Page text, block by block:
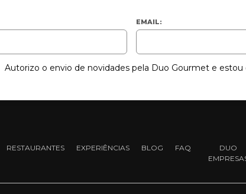
EMAIL:
Autorizo o envio de novidades pela Duo Gourmet e estou
RESTAURANTES EXPERIÊNCIAS BLOG FAQ DUO